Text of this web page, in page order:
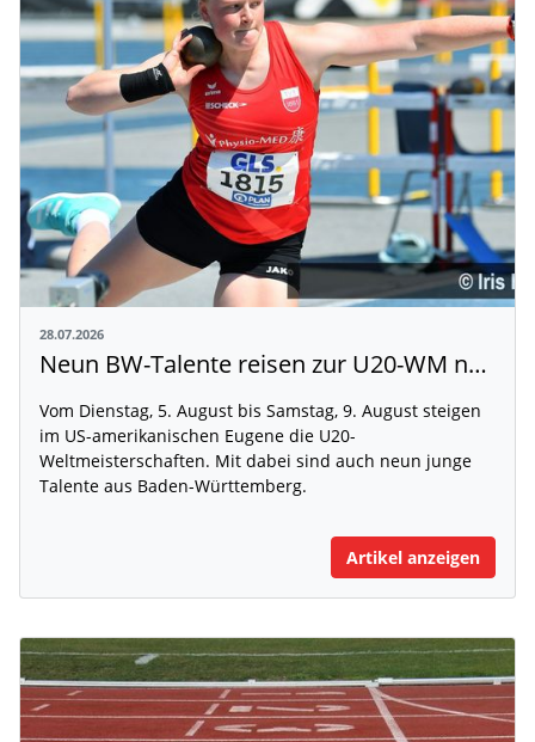
28.07.2026
Neun BW-Talente reisen zur U20-WM nach Eugene
Vom Dienstag, 5. August bis Samstag, 9. August steigen
im US-amerikanischen Eugene die U20-
Weltmeisterschaften. Mit dabei sind auch neun junge
Talente aus Baden-Württemberg.
Artikel anzeigen